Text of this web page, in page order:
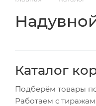
Каталог
Подберём товары
Работаем с